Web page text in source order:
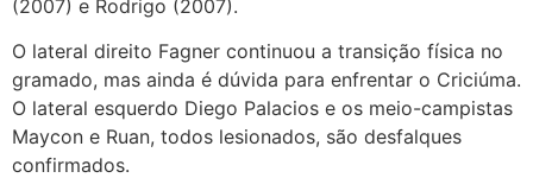
(2007) e Rodrigo (2007).
O lateral direito Fagner continuou a transição física no
gramado, mas ainda é dúvida para enfrentar o Criciúma.
O lateral esquerdo Diego Palacios e os meio-campistas
Maycon e Ruan, todos lesionados, são desfalques
confirmados.